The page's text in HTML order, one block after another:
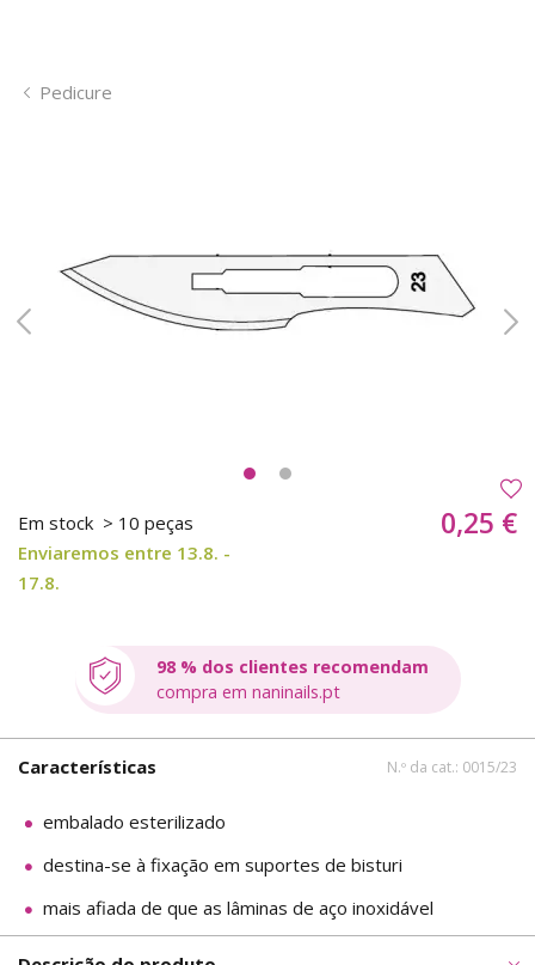
Pedicure
Em stock > 10 peças
Enviaremos entre 13.8. -
17.8.
0,25 €
98 % dos clientes recomendam
compra em naninails.pt
Características N.º da cat.: 0015/23
embalado esterilizado
destina-se à fixação em suportes de bisturi
mais afiada de que as lâminas de aço inoxidável